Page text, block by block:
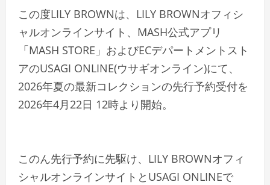
この度LILY BROWNは、LILY BROWNオフィシ
ャルオンラインサイト、MASH公式アプリ
「MASH STORE」およびECデパートメントスト
アのUSAGI ONLINE(ウサギオンライン)にて、
2026年夏の最新コレクションの先行予約受付を
2026年4月22日 12時より開始。
このん先行予約に先駆け、LILY BROWNオフィ
シャルオンラインサイトとUSAGI ONLINEで